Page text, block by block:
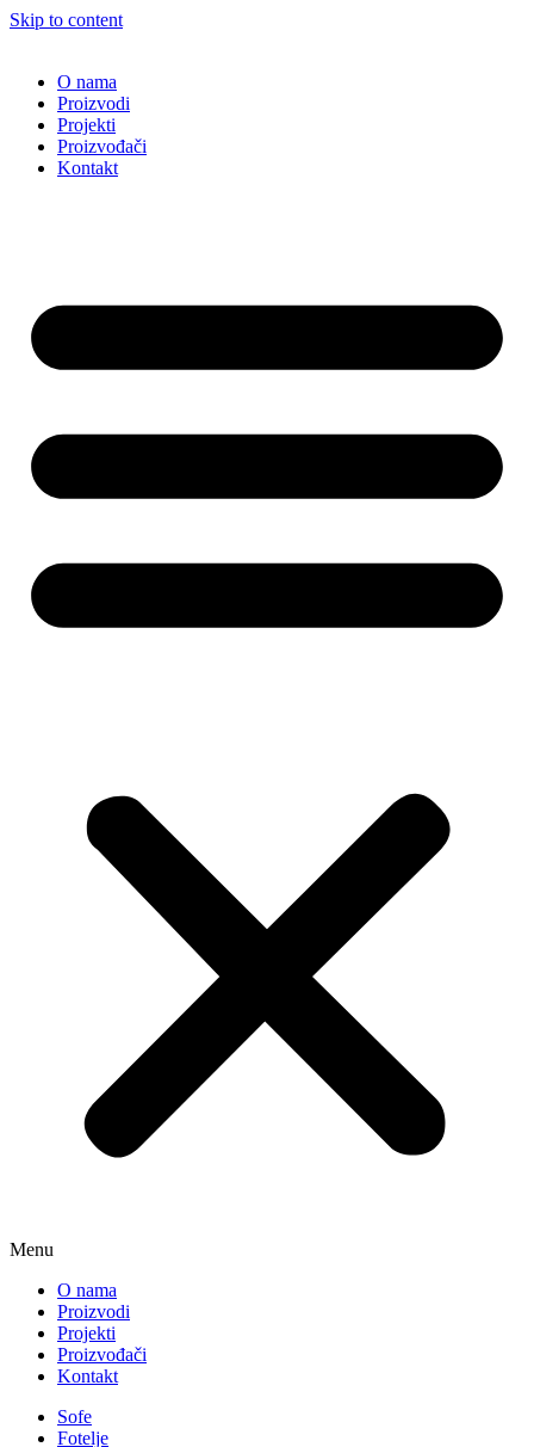
Skip to content
O nama
Proizvodi
Projekti
Proizvođači
Kontakt
Menu
O nama
Proizvodi
Projekti
Proizvođači
Kontakt
Sofe
Fotelje